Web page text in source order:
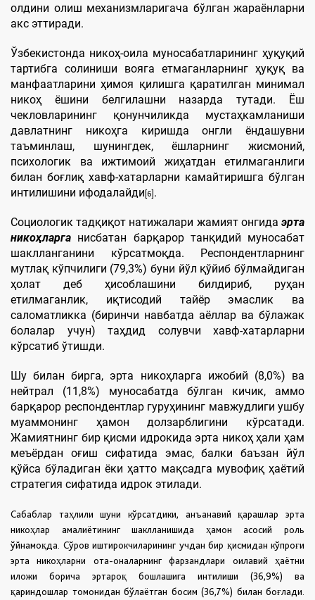
олдини олиш механизмларигача бўлган жараёнларни
акс эттиради.
Ўзбекистонда никоҳ-оила муносабатларининг ҳуқуқий
тартибга солиниши вояга етмаганларнинг ҳуқуқ ва
манфаатларини ҳимоя қилишга қаратилган минимал
никоҳ ёшини белгилашни назарда тутади. Ёш
чекловларининг қонунчиликда мустаҳкамланиши
давлатнинг никоҳга киришда онгли ёндашувни
таъминлаш, шунингдек, ёшларнинг жисмоний,
психологик ва ижтимоий жиҳатдан етилмаганлиги
билан боғлиқ хавф-хатарларни камайтиришга бўлган
интилишини ифодалайди [6] .
Социологик тадқиқот натижалари жамият онгида эрта
никоҳларга нисбатан барқарор танқидий муносабат
шаклланганини кўрсатмоқда. Респондентларнинг
мутлақ кўпчилиги (79,3%) буни йўл қўйиб бўлмайдиган
ҳолат деб ҳисоблашини билдириб, руҳан
етилмаганлик, иқтисодий тайёр эмаслик ва
саломатликка (биринчи навбатда аёллар ва бўлажак
болалар учун) таҳдид солувчи хавф-хатарларни
кўрсатиб ўтишди.
Шу билан бирга, эрта никоҳларга ижобий (8,0%) ва
нейтрал (11,8%) муносабатда бўлган кичик, аммо
барқарор респондентлар гуруҳининг мавжудлиги ушбу
муаммонинг ҳамон долзарблигини кўрсатади.
Жамиятнинг бир қисми идрокида эрта никоҳ ҳали ҳам
меъёрдан оғиш сифатида эмас, балки баъзан йўл
қўйса бўладиган ёки ҳатто мақсадга мувофиқ ҳаётий
стратегия сифатида идрок этилади.
Сабаблар таҳлили шуни кўрсатдики, анъанавий қарашлар эрта
никоҳлар амалиётининг шаклланишида ҳамон асосий роль
ўйнамоқда. Сўров иштирокчиларининг учдан бир қисмидан кўпроғи
эрта никоҳларни ота-оналарнинг фарзандлари оилавий ҳаётни
иложи борича эртароқ бошлашига интилиши (36,9%) ва
қариндошлар томонидан бўлаётган босим (36,7%) билан боғлади.